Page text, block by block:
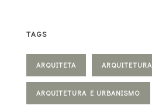
TAGS
ARQUITETA ARQUITETURA
ARQUITETURA E URBANISMO